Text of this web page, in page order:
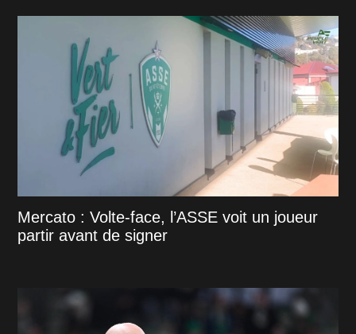
Mercato : Volte-face, l’ASSE voit un joueur
partir avant de signer